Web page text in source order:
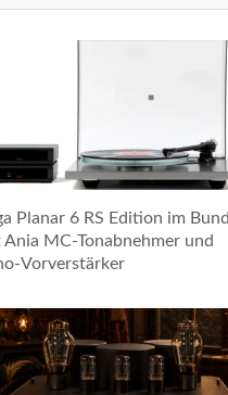
Planar 6 RS Edition im
Ania MC-Tonabnehmer und
Vorverstärker